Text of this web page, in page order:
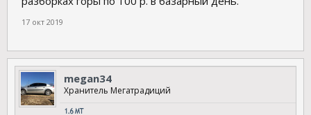
17 окт 2019
megan34
Хранитель Мегатрадиций